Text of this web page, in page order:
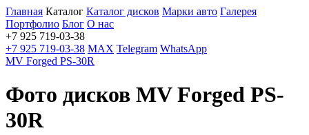
Главная Каталог Каталог дисков Марки авто Галерея
Портфолио Блог О нас
+7 925 719-03-38
+7 925 719-03-38 MAX Telegram WhatsApp
MV Forged PS-30R
Фото дисков MV Forged PS-
30R